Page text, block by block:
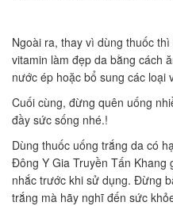
Ngoài ra, thay vì dùng thuốc
vitamin làm đẹp da bằng cách
nước ép hoặc bổ sung các loại
Cuối cùng, đừng quên uống
đầy sức sống nhé.!
Dùng thuốc uống trắng da có
Đông Y Gia Truyền Tấn Khang
nhắc trước khi sử dụng. Đừng
trắng mà hãy nghĩ đến sức